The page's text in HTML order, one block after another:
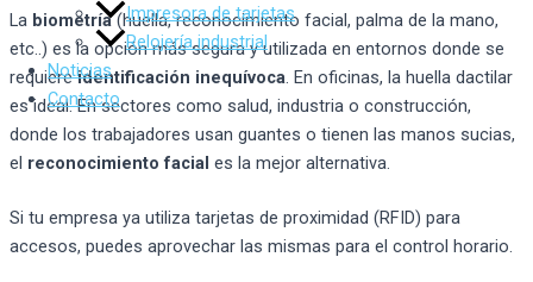
Impresora de tarjetas
Relojería industrial
Noticias
Contacto
La biometría(huella, reconocimiento facial, palma de la mano,
etc..) es la opción más segura y utilizada en entornos donde se
requiereidentificación inequívoca. En oficinas, la huella dactilar
es ideal. En sectores como salud, industria o construcción,
donde los trabajadores usan guantes o tienen las manos sucias,
el reconocimiento facial es la mejor alternativa.
Si tu empresa ya utiliza tarjetas de proximidad (RFID) para
accesos, puedes aprovechar las mismas para el control horario.